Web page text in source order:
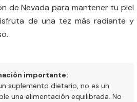
de Nevada para mantener tu piel
de una tez más radiante y
importante:
suplemento dietario, no es un
una alimentación equilibrada. No